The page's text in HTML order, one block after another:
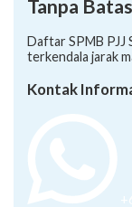
Tanpa
Daftar SPMB PJJ
terkendala jarak
Kontak